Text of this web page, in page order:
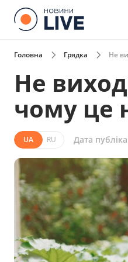
Головна Грядка Не
Не
чому це
UA RU Дата